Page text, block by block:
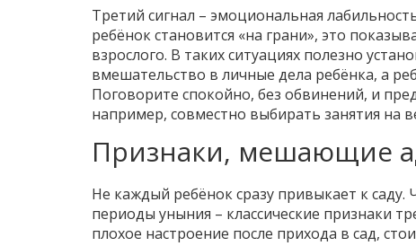
Третий сигнал – эмоциональная
ребёнок становится «на грани», это
взрослого. В таких ситуациях полезно
вмешательство в личные дела ребёнка, а
Поговорите спокойно, без обвинений, и
например, совместно выбирать занятия на
Признаки, мешающие
Не каждый ребёнок сразу привыкает к
периоды уныния – классические признаки
плохое настроение после прихода в сад,